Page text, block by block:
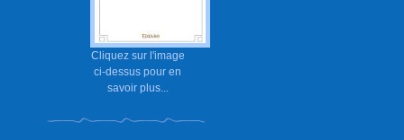
Cliquez sur l'image
ci-dessus pour en
savoir plus...